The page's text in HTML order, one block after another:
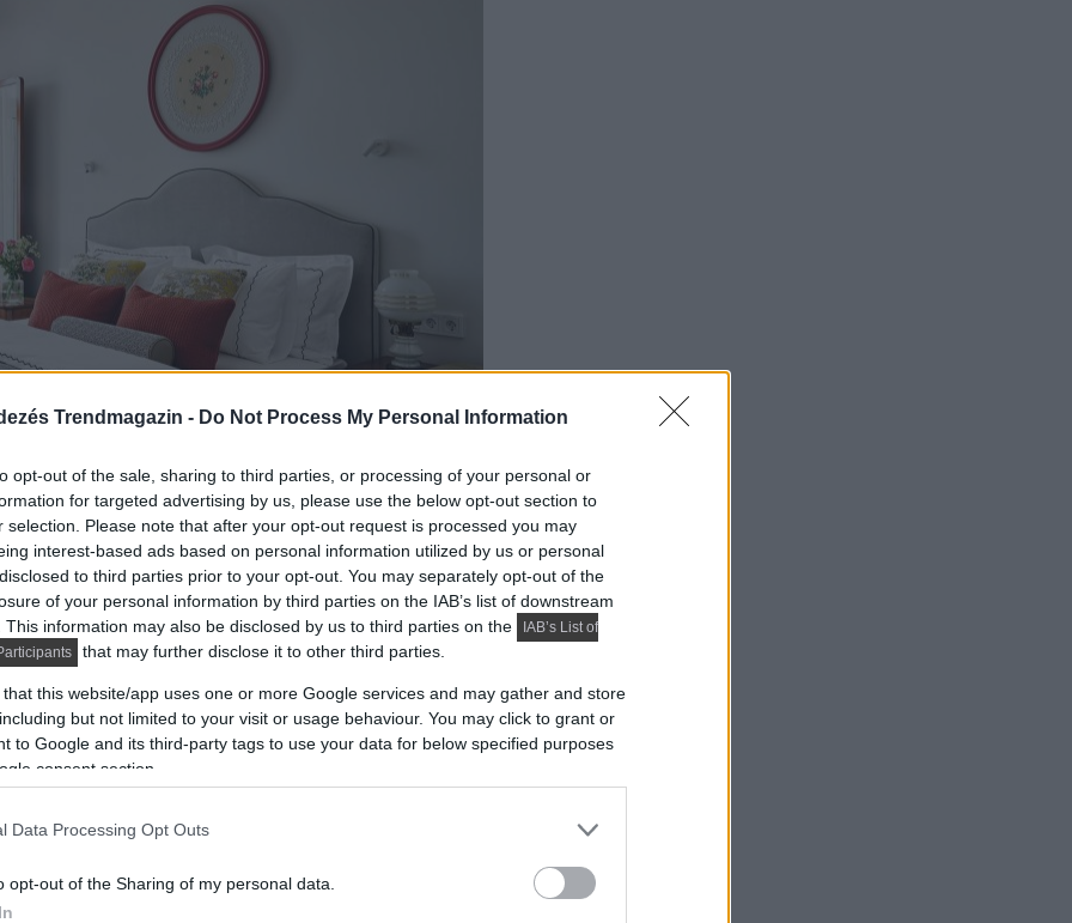
Trendmagazin - Do Not Process My Personal Information
opt-out of the sale, sharing to third parties, or processing of your personal or
for targeted advertising by us, please use the below opt-out section to
selection. Please note that after your opt-out request is processed you may
interest-based ads based on personal information utilized by us or personal
to third parties prior to your opt-out. You may separately opt-out of the
of your personal information by third parties on the IAB’s list of downstream
This information may also be disclosed by us to third parties on the
IAB’s List of
that may further disclose it to other third parties.
that this website/app uses one or more Google services and may gather and store
but not limited to your visit or usage behaviour. You may click to grant or
to Google and its third-party tags to use your data for below specified purposes
consent section.
Data Processing Opt Outs
opt-out of the Sharing of my personal data.
ingatlant jelentett, hanem a családi emlékek
DETAILS
lélekkel berendezett